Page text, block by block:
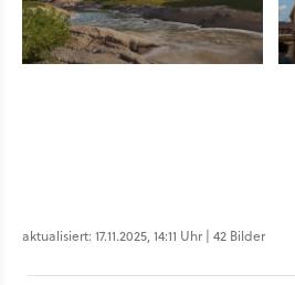
aktualisiert: 17.11.2025, 14:11 Uhr | 42 Bilder